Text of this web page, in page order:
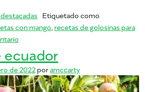
Etiquetado como
con mango, recetas de golosinas para
ecuador
de 2022poramccarty